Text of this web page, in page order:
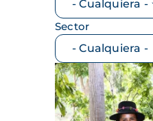
Sector